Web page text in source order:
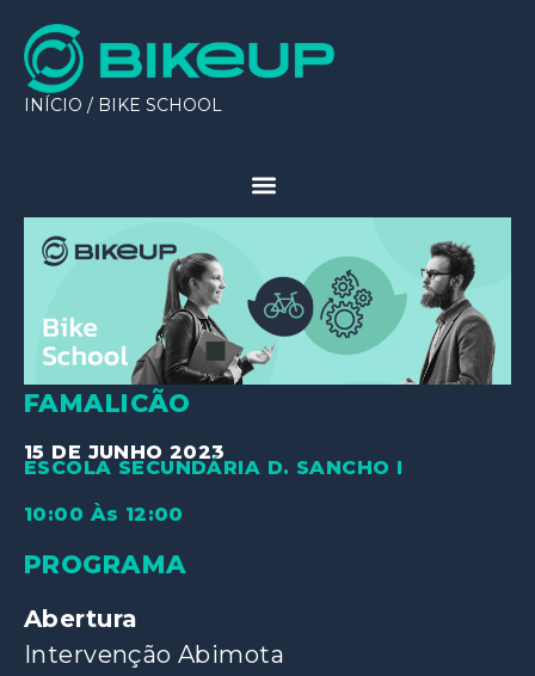
INÍCIO / BIKE SCHOOL
FAMALICÃO
15 DE JUNHO 2023
ESCOLA SECUNDÁRIA D. SANCHO I
10:00 Às 12:00
PROGRAMA
Abertura
Intervenção Abimota